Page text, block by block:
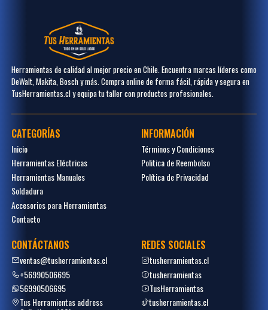
Herramientas de calidad al mejor precio en Chile. Encuentra marcas líderes como
DeWalt, Makita, Bosch y más. Compra online de forma fácil, rápida y segura en
TusHerramientas.cl y equipa tu taller con productos profesionales.
CATEGORÍAS
Inicio
Herramientas Eléctricas
Herramientas Manuales
Soldadura
Accesorios para Herramientas
Contacto
INFORMACIÓN
Términos y Condiciones
Politica de Reembolso
Política de Privacidad
CONTÁCTANOS
ventas@tusherramientas.cl
+56990506695
56990506695
Tus Herramientas address
REDES SOCIALES
tusherramientas.cl
tusherramientas
TusHerramientas
tusherramientas.cl